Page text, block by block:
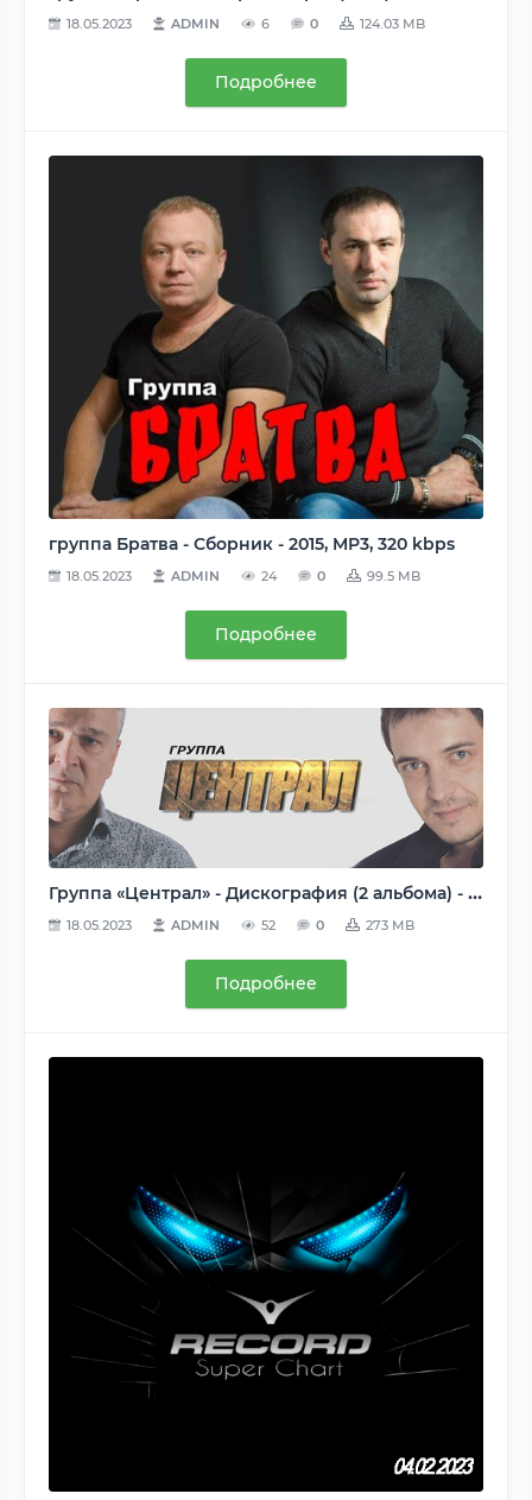
18.05.2023 ADMIN 6 0 124.03 MB
Подробнее
группа Братва - Сборник - 2015, MP3, 320 kbps
18.05.2023 ADMIN 24 0 99.5 MB
Подробнее
Группа «Централ» - Дискография (2 альбома) - 2015-2017, MP3, 128-320 kbps
18.05.2023 ADMIN 52 0 273 MB
Подробнее